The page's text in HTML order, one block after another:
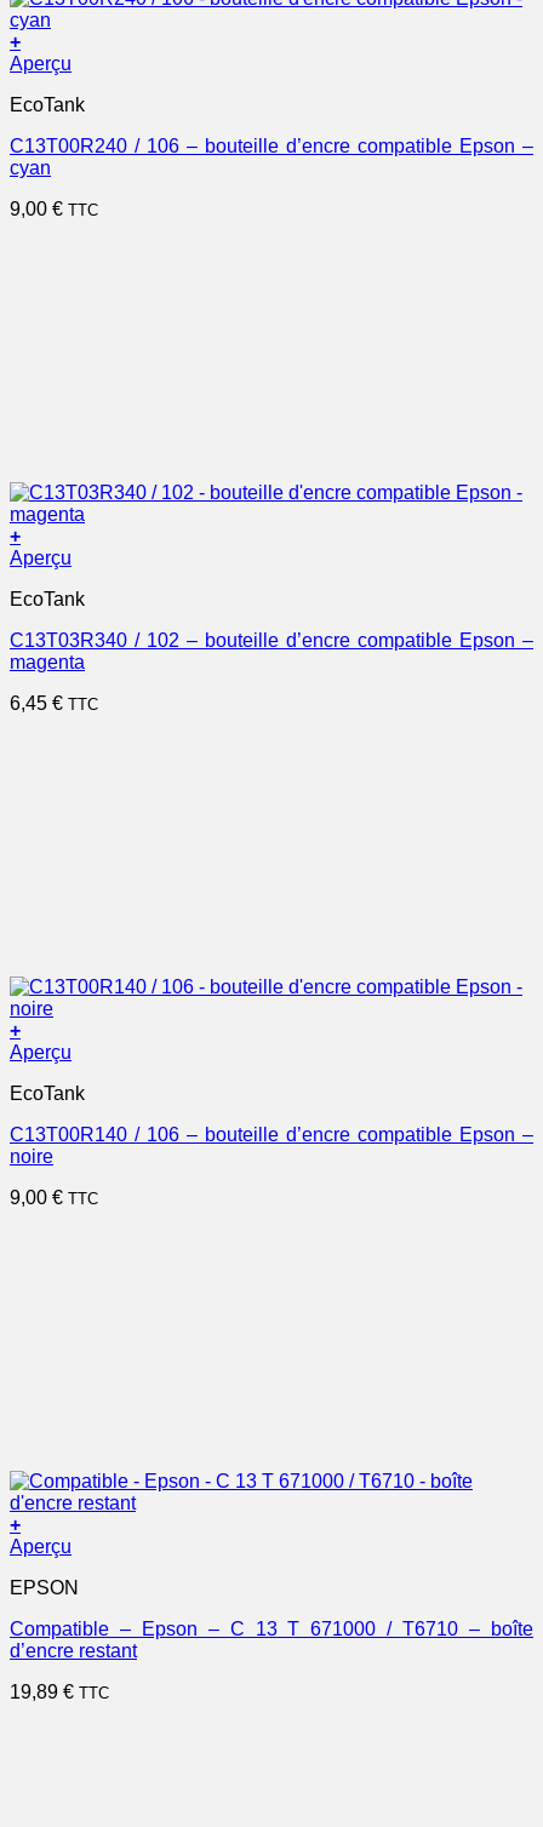
+
Aperçu
EcoTank
C13T00R240 / 106 – bouteille d’encre compatible Epson –
cyan
9,00 € TTC
+
Aperçu
EcoTank
C13T03R340 / 102 – bouteille d’encre compatible Epson –
magenta
6,45 € TTC
+
Aperçu
EcoTank
C13T00R140 / 106 – bouteille d’encre compatible Epson –
noire
9,00 € TTC
+
Aperçu
EPSON
Compatible – Epson – C 13 T 671000 / T6710 – boîte
d’encre restant
19,89 € TTC